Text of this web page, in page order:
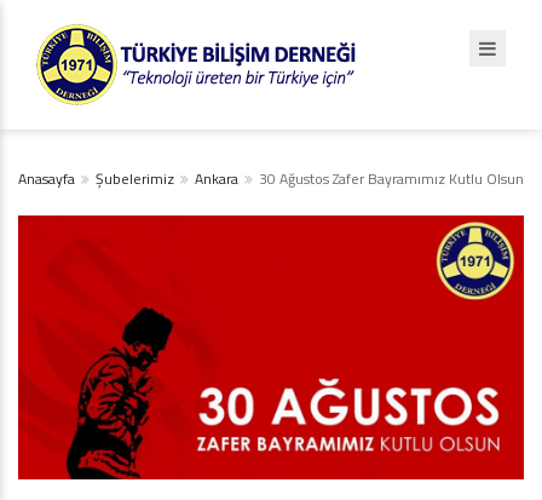
Anasayfa Şubelerimiz Ankara 30 Ağustos Zafer Bayramımız Kutlu Olsun